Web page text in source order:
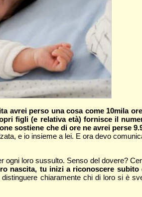
avrei perso una cosa come 10mila
figli (e relativa età) fornisce il
sostiene che di ore ne avrei perse
e io insieme a lei. E ora devo
loro sussulto. Senso del dovere?
nascita, tu inizi a riconoscere
chiaramente chi di loro si è